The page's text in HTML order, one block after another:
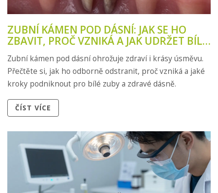
ZUBNÍ KÁMEN POD DÁSNÍ: JAK SE HO
ZBAVIT, PROČ VZNIKÁ A JAK UDRŽET BÍLÉ
ZUBY
Zubní kámen pod dásní ohrožuje zdraví i krásy úsměvu.
Přečtěte si, jak ho odborně odstranit, proč vzniká a jaké
kroky podniknout pro bílé zuby a zdravé dásně.
ČÍST VÍCE